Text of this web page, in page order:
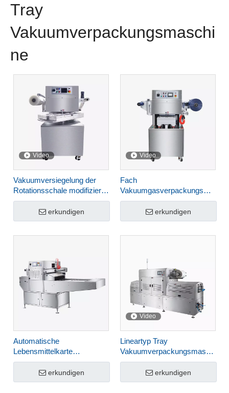
Tray
Vakuumverpackungsmaschi
ne
Video
Vakuumversiegelung der
Rotationsschale modifizierte
Atmosphäre
Hautverpackungsmaschine
für Lebensmittel HVT-450R-
erkundigen
Video
Fach
HVT-450m
erkundigen
Automatische
Lebensmittelkarte
modifizierte Atmosphäre
Tray Sealer
Verpackungsmaschine
erkundigen
Video
Lineartyp Tray
Vakuumverpackungsmaschine
HVT-350AZ
erkundigen